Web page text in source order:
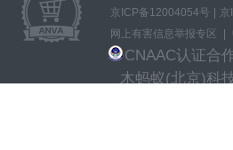
京ICP备12004054号
网上有害信息举报专区
CNAAC认证合
木蚂蚁(北京)科